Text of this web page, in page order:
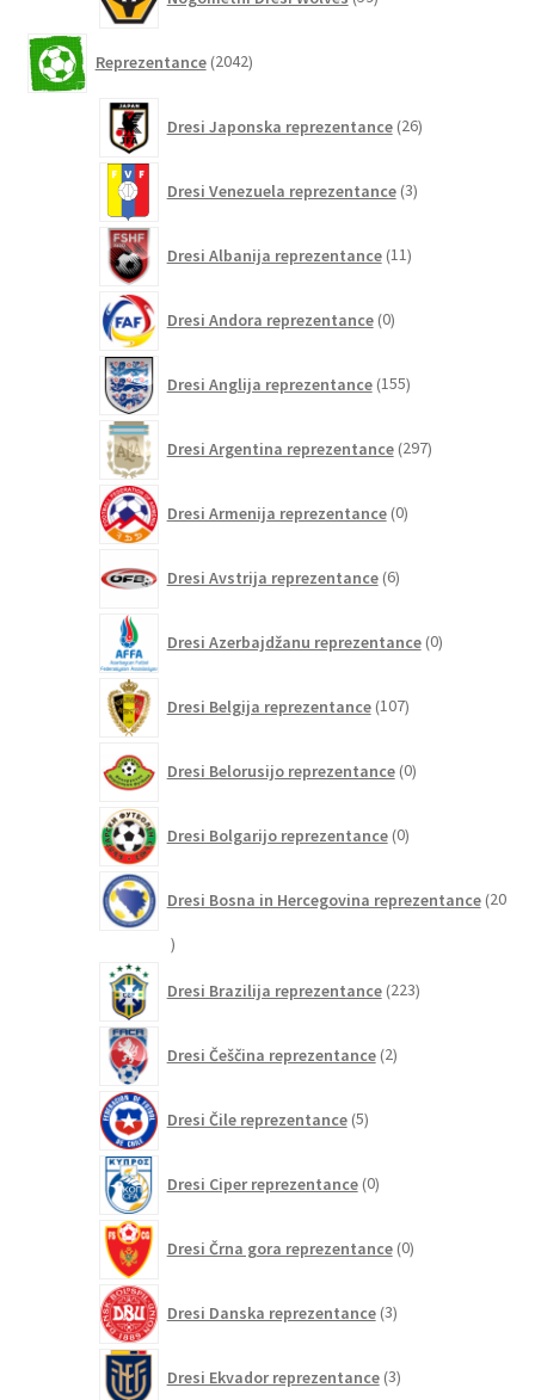
izdelkov
Reprezentance 2042izdelkov
Dresi Japonska reprezentance 26izdelkov
Dresi Venezuela reprezentance 3izdelki
Dresi Albanija reprezentance 11izdelkov
Dresi Andora reprezentance 0izdelkov
Dresi Anglija reprezentance 155izdelkov
Dresi Argentina reprezentance 297izdelkov
Dresi Armenija reprezentance 0izdelkov
Dresi Avstrija reprezentance 6izdelkov
Dresi Azerbajdžanu reprezentance 0izdelkov
Dresi Belgija reprezentance 107izdelkov
Dresi Belorusijo reprezentance 0izdelkov
Dresi Bolgarijo reprezentance 0izdelkov
Dresi Bosna in Hercegovina reprezentance 20
20
Dresi Brazilija reprezentance 223izdelkov
Dresi Češčina reprezentance 2izdelka
Dresi Čile reprezentance 5izdelkov
Dresi Ciper reprezentance 0izdelkov
Dresi Črna gora reprezentance 0izdelkov
Dresi Danska reprezentance 3izdelki
Dresi Ekvador reprezentance 3izdelki